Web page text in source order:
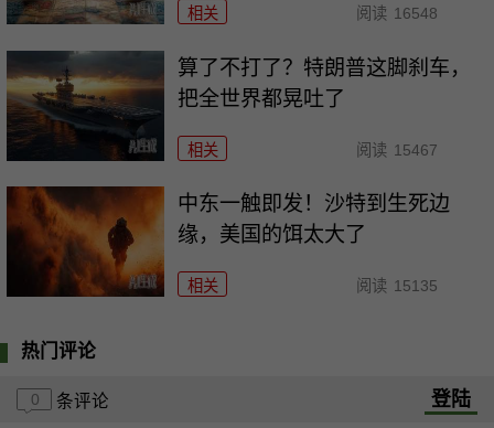
相关 阅读 16548
算了不打了？特朗普这脚刹车，
把全世界都晃吐了
相关 阅读 15467
中东一触即发！沙特到生死边
缘，美国的饵太大了
相关 阅读 15135
热门评论
0 条评论 登陆